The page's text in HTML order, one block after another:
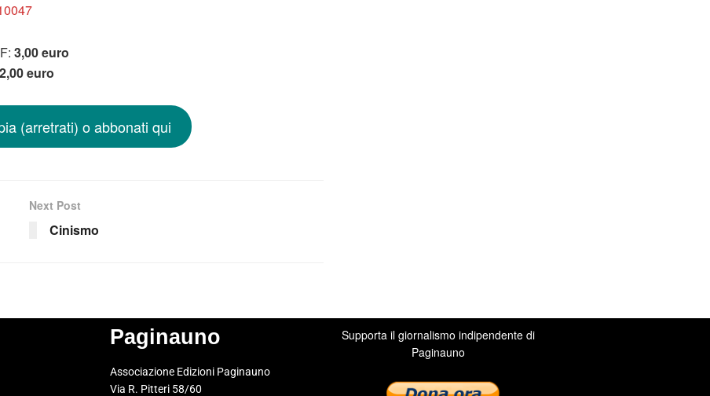
3,00 euro
euro
(arretrati) o abbonati qui
Next Post
Cinismo
Paginauno
Associazione Edizioni Paginauno
Via R. Pitteri 58/60
Supporta il giornalismo indipendente di
Paginauno